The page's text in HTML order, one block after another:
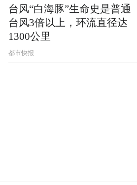
台风“白海豚”生命史是普通
台风3倍以上，环流直径达
1300公里
都市快报